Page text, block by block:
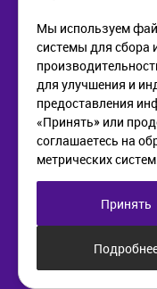
КОМПАНИЯ
О компании
Новости
Контакты
ИНФОРМАЦИЯ
Политика в отношении
обработки
Мы используем
системы для сбора
для улучшения и
предоставления
«Принять» или
соглашаетесь на
метрических
Принять